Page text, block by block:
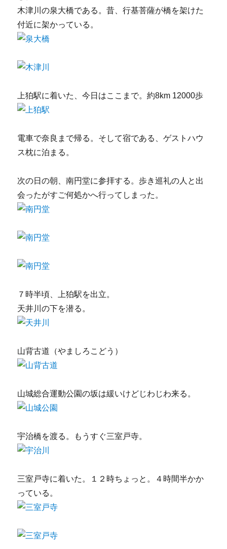
木津川の泉大橋である。昔、行基菩薩が橋を架けた
付近に架かっている。
上狛駅に着いた、今日はここまで。約8km 12000歩
電車で奈良まで帰る。そして宿である、ゲストハウ
ス枕に泊まる。
次の日の朝、南円堂に参拝する。歩き巡礼の人と出
会ったがすご何処かへ行ってしまった。
７時半頃、上狛駅を出立。
天井川の下を潜る。
山背古道（やましろこどう）
山城総合運動公園の坂は緩いけどじわじわ来る。
宇治橋を渡る。もうすぐ三室戸寺。
三室戸寺に着いた。１２時ちょっと。４時間半かか
っている。